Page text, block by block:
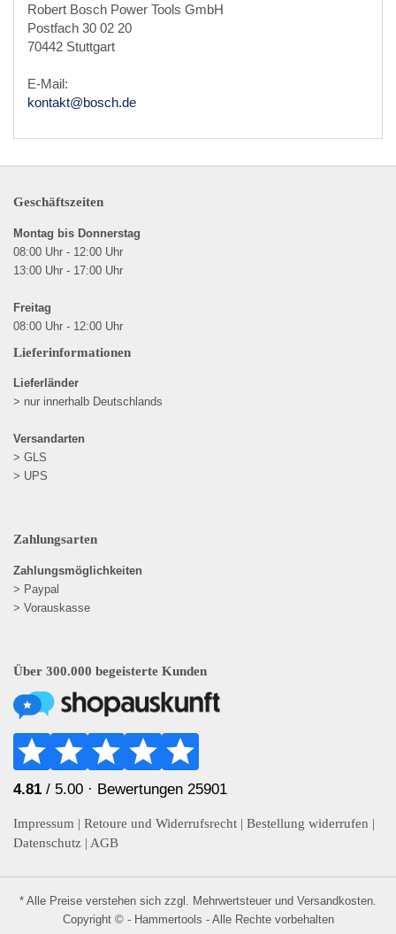
Robert Bosch Power Tools GmbH
Postfach 30 02 20
70442 Stuttgart
E-Mail:
kontakt@bosch.de
Geschäftszeiten
Montag bis Donnerstag
08:00 Uhr - 12:00 Uhr
13:00 Uhr - 17:00 Uhr
Freitag
08:00 Uhr - 12:00 Uhr
Lieferinformationen
Lieferländer
> nur innerhalb Deutschlands
Versandarten
> GLS
> UPS
Zahlungsarten
Zahlungsmöglichkeiten
> Paypal
> Vorauskasse
Über 300.000 begeisterte Kunden
4.81 / 5.00 · Bewertungen 25901
Impressum | Retoure und Widerrufsrecht | Bestellung widerrufen |
Datenschutz | AGB
* Alle Preise verstehen sich zzgl. Mehrwertsteuer und Versandkosten.
Copyright © - Hammertools - Alle Rechte vorbehalten